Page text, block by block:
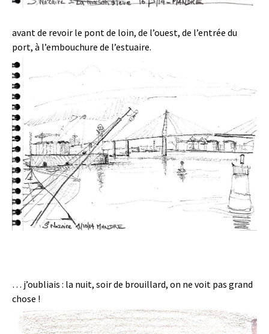
avant de revoir le pont de loin, de l’ouest, de l’entrée du
port, à l’embouchure de l’estuaire.
… j’oubliais : la nuit, soir de brouillard, on ne voit pas grand
chose !